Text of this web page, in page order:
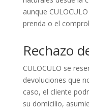
aunque
prenda o el
Rechazo
CULOCULO se
devoluciones que
caso, el cliente
su domicilio,